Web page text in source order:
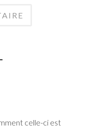
celle-ci est